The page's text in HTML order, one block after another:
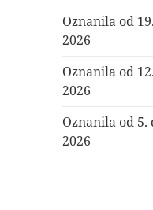
Oznanila od
2026
Oznanila od
2026
Oznanila od
2026